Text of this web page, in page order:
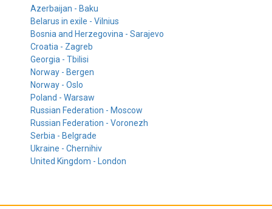
Azerbaijan - Baku
Belarus in exile - Vilnius
Bosnia and Herzegovina - Sarajevo
Croatia - Zagreb
Georgia - Tbilisi
Norway - Bergen
Norway - Oslo
Poland - Warsaw
Russian Federation - Moscow
Russian Federation - Voronezh
Serbia - Belgrade
Ukraine - Chernihiv
United Kingdom - London